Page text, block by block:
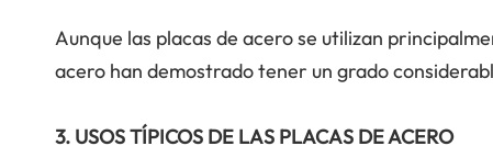
Aunque las placas de acero se utilizan
acero han demostrado tener un grado
3. USOS TÍPICOS DE LAS PLACAS DE ACERO